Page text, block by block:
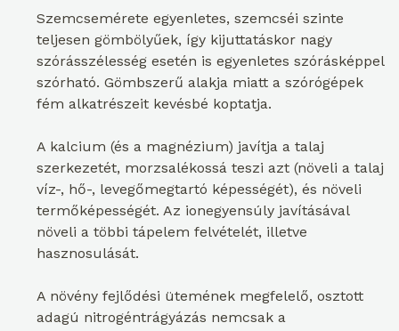
Szemcsemérete egyenletes, szemcséi szinte
teljesen gömbölyűek, így kijuttatáskor nagy
szórásszélesség esetén is egyenletes szórásképpel
szórható. Gömbszerű alakja miatt a szórógépek
fém alkatrészeit kevésbé koptatja.
A kalcium (és a magnézium) javítja a talaj
szerkezetét, morzsalékossá teszi azt (növeli a talaj
víz-, hő-, levegőmegtartó képességét), és növeli
termőképességét. Az ionegyensúly javításával
növeli a többi tápelem felvételét, illetve
hasznosulását.
A növény fejlődési ütemének megfelelő, osztott
adagú nitrogéntrágyázás nemcsak a